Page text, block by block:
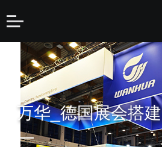
万华_德国展会搭建